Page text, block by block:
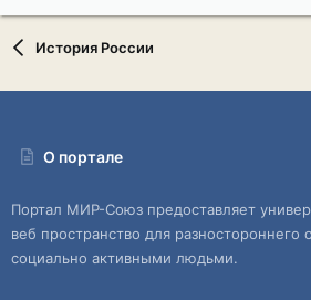
История России
О портале
Портал МИР-Союз предоставляет
веб пространство для
социально активными людьми.